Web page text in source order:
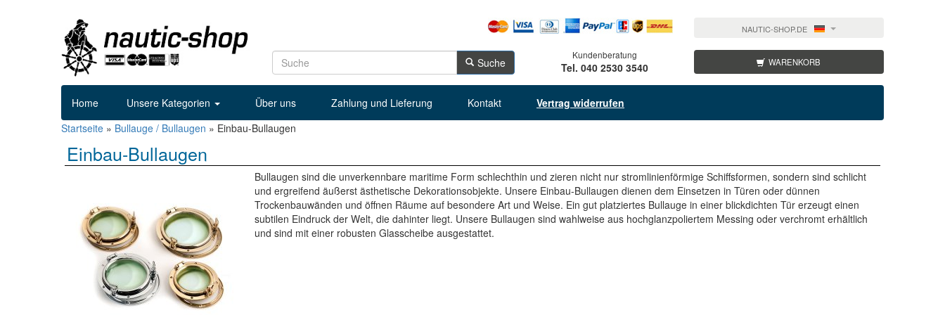
NAUTIC-SHOP.DE
Suche
Kundenberatung
Tel. 040 2530 3540 WARENKORB
Home Unsere Kategorien Über uns Zahlung und Lieferung Kontakt
Vertrag widerrufen
Startseite » Bullauge / Bullaugen » Einbau-Bullaugen
Einbau-Bullaugen
Bullaugen sind die unverkennbare maritime Form schlechthin und zieren nicht nur stromlinienförmige Schiffsformen, sondern sind schlicht
und ergreifend äußerst ästhetische Dekorationsobjekte. Unsere Einbau-Bullaugen dienen dem Einsetzen in Türen oder dünnen
Trockenbauwänden und öffnen Räume auf besondere Art und Weise. Ein gut platziertes Bullauge in einer blickdichten Tür erzeugt einen
subtilen Eindruck der Welt, die dahinter liegt. Unsere Bullaugen sind wahlweise aus hochglanzpoliertem Messing oder verchromt erhältlich
und sind mit einer robusten Glasscheibe ausgestattet.